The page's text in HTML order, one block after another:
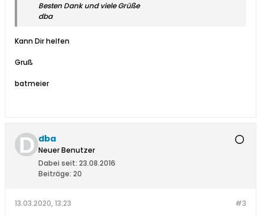
Besten Dank und viele Grüße
dba
Kann Dir helfen
Gruß
batmeier
dba
Neuer Benutzer
Dabei seit: 23.08.2016
Beiträge: 20
#3
13.03.2020, 13:23